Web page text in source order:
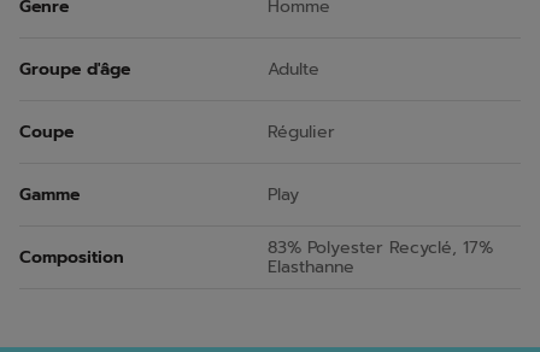
Genre Homme
Groupe d'âge Adulte
Coupe Régulier
Gamme Play
Composition 83% Polyester Recyclé, 17%
Elasthanne